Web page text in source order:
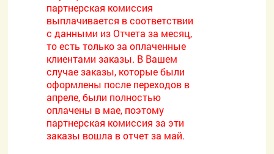
партнерская комиссия
выплачивается в соответствии
с данными из Отчета за месяц,
то есть только за оплаченные
клиентами заказы. В Вашем
случае заказы, которые были
оформлены после переходов в
апреле, были полностью
оплачены в мае, поэтому
партнерская комиссия за эти
заказы вошла в отчет за май.